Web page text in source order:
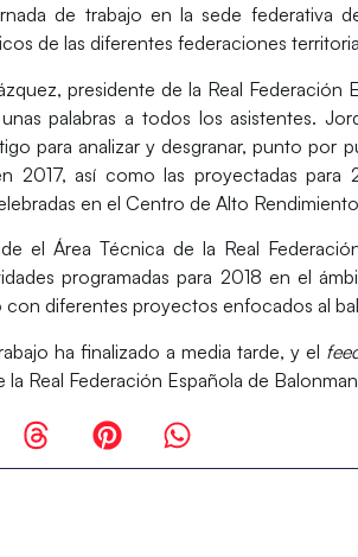
de trabajo en la sede federativa
de las diferentes federaciones
, presidente de la Real Federación
palabras a todos los asistentes.
para analizar y desgranar, punto por
2017, así como las proyectadas para
en el Centro de Alto
el Área Técnica de la Real
programadas para 2018 en el
con diferentes proyectos enfocados al
ha finalizado a media tarde, y el
la Real Federación Española de